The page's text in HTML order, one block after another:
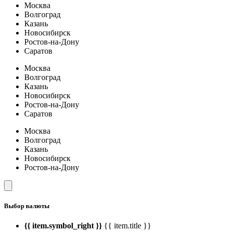
Москва
Волгоград
Казань
Новосибирск
Ростов-на-Дону
Саратов
Москва
Волгоград
Казань
Новосибирск
Ростов-на-Дону
Саратов
Москва
Волгоград
Казань
Новосибирск
Ростов-на-Дону
Выбор валюты
{{ item.symbol_right }} {{ item.title }}